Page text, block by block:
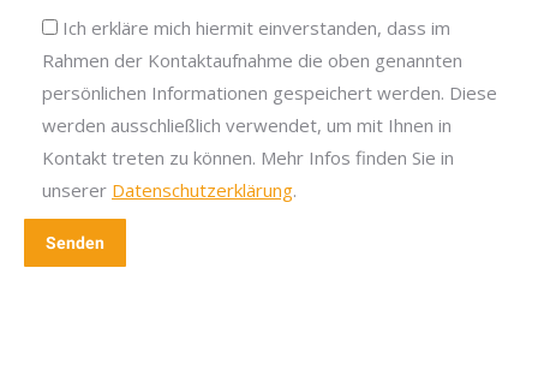
Ich erkläre mich hiermit einverstanden, dass im
Rahmen der Kontaktaufnahme die oben genannten
persönlichen Informationen gespeichert werden. Diese
werden ausschließlich verwendet, um mit Ihnen in
Kontakt treten zu können. Mehr Infos finden Sie in
unserer Datenschutzerklärung.